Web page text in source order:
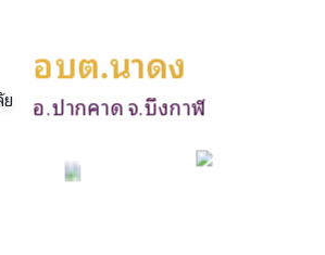
อบต.นาดง
อ.ปากคาด จ.บึงกาฬ